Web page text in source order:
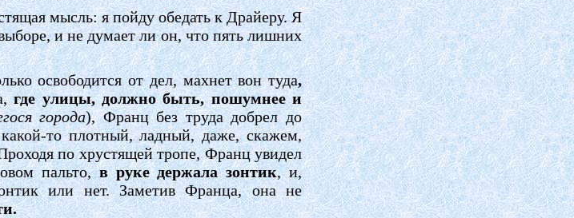
мысль: я пойду обедать к Драйеру. Я
и не думает ли он, что пять лишних
освободится от дел, махнет вон туда,
где улицы, должно быть, пошумнее и
города), Франц без труда добрел до
то плотный, ладный, даже, скажем,
по хрустящей тропе, Франц увидел
пальто,в руке держала зонтик, и,
или нет. Заметив Франца, она не